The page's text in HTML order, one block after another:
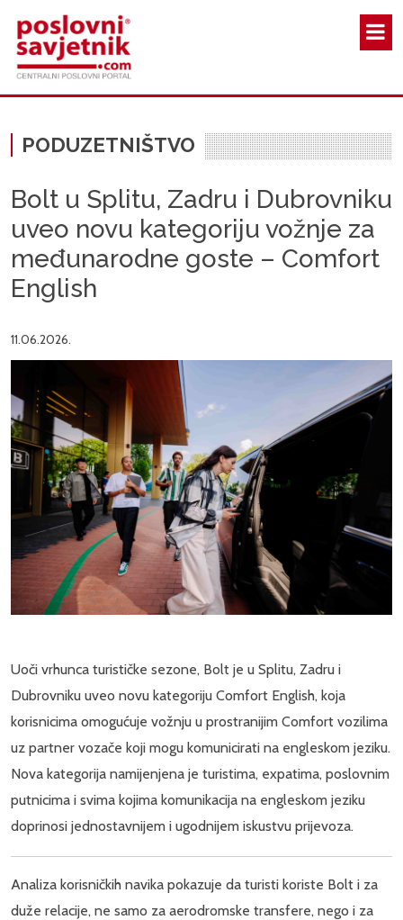
PODUZETNIŠTVO
Bolt u Splitu, Zadru i Dubrovniku
uveo novu kategoriju vožnje za
međunarodne goste – Comfort
English
11.06.2026.
Uoči vrhunca turističke sezone, Bolt je u Splitu, Zadru i
Dubrovniku uveo novu kategoriju Comfort English, koja
korisnicima omogućuje vožnju u prostranijim Comfort vozilima
uz partner vozače koji mogu komunicirati na engleskom jeziku.
Nova kategorija namijenjena je turistima, expatima, poslovnim
putnicima i svima kojima komunikacija na engleskom jeziku
doprinosi jednostavnijem i ugodnijem iskustvu prijevoza.
Analiza korisničkih navika pokazuje da turisti koriste Bolt i za
duže relacije, ne samo za aerodromske transfere, nego i za